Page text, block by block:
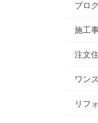
ブロ
施工
注文
ワン
リフ